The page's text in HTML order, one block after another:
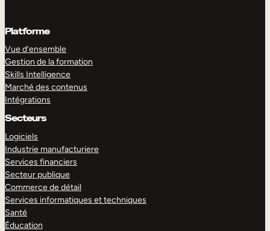
Platforme
Vue d’ensemble
Gestion de la formation
Skills Intelligence
Marché des contenus
Intégrations
Secteurs
Logiciels
Industrie manufacturiere
Services financiers
Secteur publique
Commerce de détail
Services informatiques et techniques
Santé
Éducation